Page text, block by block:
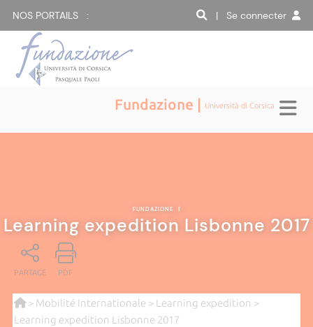
NOS PORTAILS : | Se connecter
Fundazione | Università di Corsica
FUNDAZIONE |
Learning expedition Lisbonne 2017
PARTAGE PDF
> Mobilité Internationale > Learning expedition >
Learning expedition Lisbonne 2017